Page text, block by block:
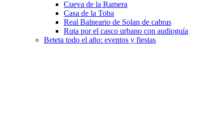
Cueva de la Ramera
Casa de la Toba
Real Balneario de Solan de cabras
Ruta por el casco urbano con audioguía
Beteta todo el año: eventos y fiestas​